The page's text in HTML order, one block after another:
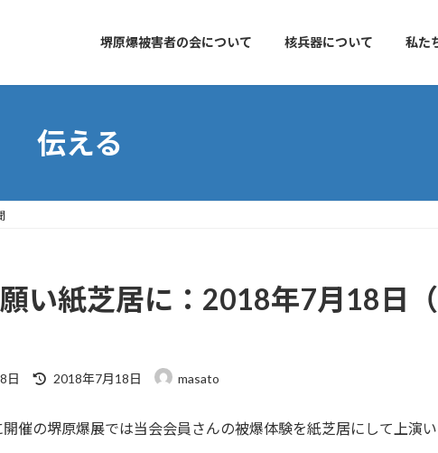
堺原爆被害者の会について 核兵器について 私た
伝える
い紙芝居に：2018年7月18日
日
最
新
2018年7月18日 masato
催の堺原爆展では当会会員さんの被爆体験を紙芝居にして上演い